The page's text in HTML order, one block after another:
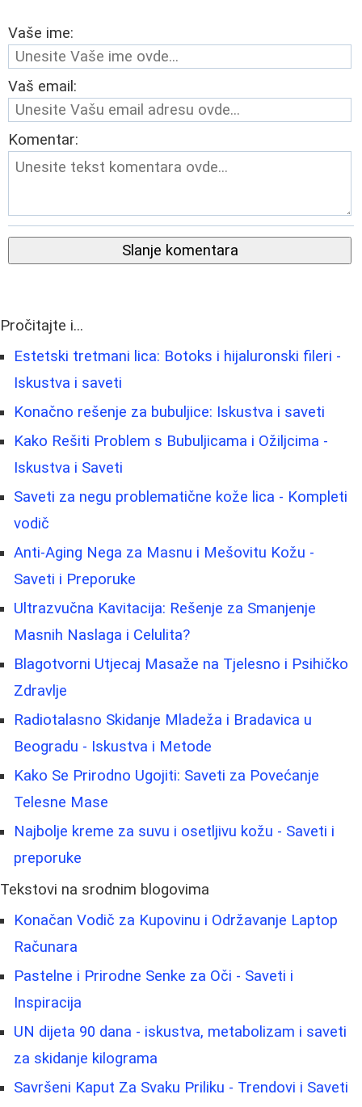
Vaše ime:
Vaš email:
Komentar:
Slanje komentara
Pročitajte i...
Estetski tretmani lica: Botoks i hijaluronski fileri -
Iskustva i saveti
Konačno rešenje za bubuljice: Iskustva i saveti
Kako Rešiti Problem s Bubuljicama i Ožiljcima -
Iskustva i Saveti
Saveti za negu problematične kože lica - Kompleti
vodič
Anti-Aging Nega za Masnu i Mešovitu Kožu -
Saveti i Preporuke
Ultrazvučna Kavitacija: Rešenje za Smanjenje
Masnih Naslaga i Celulita?
Blagotvorni Utjecaj Masaže na Tjelesno i Psihičko
Zdravlje
Radiotalasno Skidanje Mladeža i Bradavica u
Beogradu - Iskustva i Metode
Kako Se Prirodno Ugojiti: Saveti za Povećanje
Telesne Mase
Najbolje kreme za suvu i osetljivu kožu - Saveti i
preporuke
Tekstovi na srodnim blogovima
Konačan Vodič za Kupovinu i Održavanje Laptop
Računara
Pastelne i Prirodne Senke za Oči - Saveti i
Inspiracija
UN dijeta 90 dana - iskustva, metabolizam i saveti
za skidanje kilograma
Savršeni Kaput Za Svaku Priliku - Trendovi i Saveti